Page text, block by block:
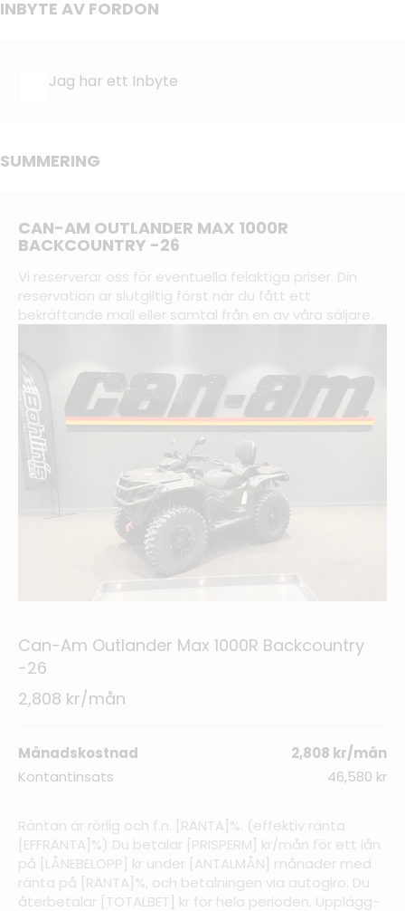
INBYTE AV FORDON
Jag har ett Inbyte
SUMMERING
CAN-AM OUTLANDER MAX 1000R
BACKCOUNTRY -26
Vi reserverar oss för eventuella felaktiga priser. Din
reservation är slutgiltig först när du fått ett
bekräftande mail eller samtal från en av våra säljare.
Can-Am Outlander Max 1000R Backcountry
-26
2,808 kr/mån
Månadskostnad
2,808 kr/mån
Kontantinsats
46,580 kr
Räntan är rörlig och f.n. [RÄNTA]%. (effektiv ränta
[EFFRÄNTA]%) Du betalar [PRISPERM] kr/mån för ett lån
på [LÅNEBELOPP] kr under [ANTALMÅN] månader med
ränta på [RÄNTA]%, och betalningen via autogiro. Du
återbetalar [TOTALBET] kr för hela perioden. Upplägg-